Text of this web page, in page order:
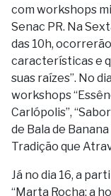
com workshops
Senac PR. Na
das 10h,
características e
suas raízes”. No
workshops
Carlópolis”,
de Bala de
Tradição que
Já no dia 16, a
“Marta Rocha: a